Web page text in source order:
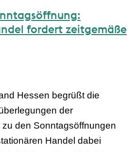
fordert zeitgemäße
Hessen begrüßt die
der
den Sonntagsöffnungen
Handel dabei